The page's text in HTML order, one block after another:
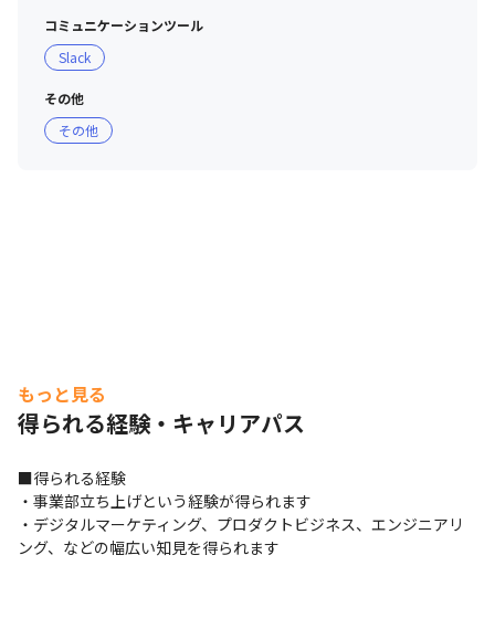
コミュニケーションツール
Slack
その他
その他
もっと見る
得られる経験・キャリアパス
■得られる経験
・事業部立ち上げという経験が得られます
・デジタルマーケティング、プロダクトビジネス、エンジニアリ
ング、などの幅広い知見を得られます